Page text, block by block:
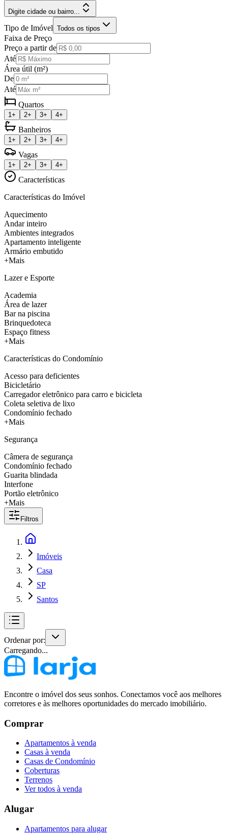
Digite cidade ou bairro...
Tipo de Imóvel Todos os tipos
Faixa de Preço
Preço a partir de
Até
Área útil (m²)
De
Até
Quartos
1+ 2+ 3+ 4+
Banheiros
1+ 2+ 3+ 4+
Vagas
1+ 2+ 3+ 4+
Características
Características do Imóvel
Aquecimento
Andar inteiro
Ambientes integrados
Apartamento inteligente
Armário embutido
+Mais
Lazer e Esporte
Academia
Área de lazer
Bar na piscina
Brinquedoteca
Espaço fitness
+Mais
Características do Condomínio
Acesso para deficientes
Bicicletário
Carregador eletrônico para carro e bicicleta
Coleta seletiva de lixo
Condomínio fechado
+Mais
Segurança
Câmera de segurança
Condomínio fechado
Guarita blindada
Interfone
Portão eletrônico
+Mais
Filtros
Imóveis
Casa
SP
Santos
Ordenar por:
Carregando...
Encontre o imóvel dos seus sonhos. Conectamos você aos melhores
corretores e às melhores oportunidades do mercado imobiliário.
Comprar
Apartamentos à venda
Casas à venda
Casas de Condomínio
Coberturas
Terrenos
Ver todos à venda
Alugar
Apartamentos para alugar